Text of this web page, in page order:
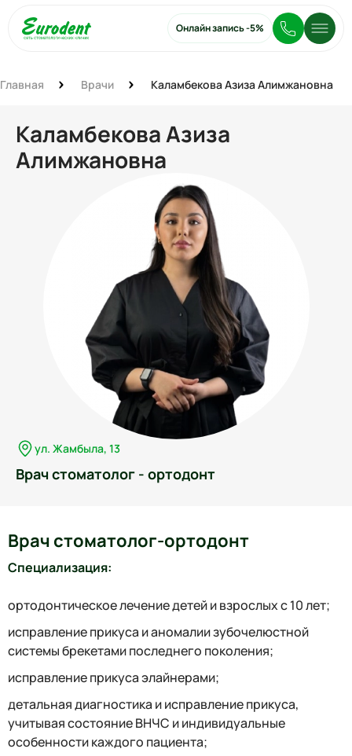
Онлайн запись-5%
Главная Врачи Каламбекова Азиза Алимжановна
Каламбекова Азиза
Алимжановна
ул. Жамбыла, 13
Врач стоматолог - ортодонт
Врач стоматолог-ортодонт
Специализация:
ортодонтическое лечение детей и взрослых с 10 лет;
исправление прикуса и аномалии зубочелюстной
системы брекетами последнего поколения;
исправление прикуса элайнерами;
детальная диагностика и исправление прикуса,
учитывая состояние ВНЧС и индивидуальные
особенности каждого пациента;